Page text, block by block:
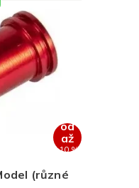
od
až
–10 %
(různé